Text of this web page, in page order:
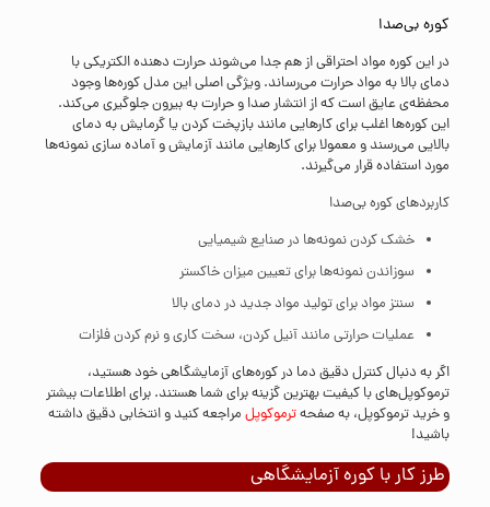
کوره بی‌صدا
در این کوره مواد احتراقی از هم جدا می‌شوند حرارت دهنده الکتریکی با
دمای بالا به مواد حرارت می‌رساند. ویژگی اصلی این مدل کوره‌ها وجود
محفظه‌ی عایق است که از انتشار صدا و حرارت به بیرون جلوگیری می‌کند.
این کوره‌ها اغلب برای کارهایی مانند بازپخت کردن یا گرمایش به دمای
بالایی می‌رسند و معمولا برای کارهایی مانند آزمایش و آماده سازی نمونه‌ها
مورد استفاده قرار می‌گیرند.
کاربردهای کوره بی‌صدا
خشک کردن نمونه‌ها در صنایع شیمیایی
سوزاندن نمونه‌ها برای تعیین میزان خاکستر
سنتز مواد برای تولید مواد جدید در دمای بالا
عملیات حرارتی مانند آنیل کردن، سخت کاری و نرم کردن فلزات
اگر به دنبال کنترل دقیق دما در کوره‌های آزمایشگاهی خود هستید،
ترموکوپل‌های با کیفیت بهترین گزینه برای شما هستند. برای اطلاعات بیشتر
و خرید ترموکوپل، به صفحهترموکوپلمراجعه کنید و انتخابی دقیق داشته
باشید!
طرز کار با کوره آزمایشگاهی